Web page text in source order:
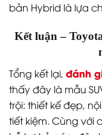
bản Hybrid là lựa
Kết luận –
Tổng kết lại, đánh
thấy đây là mẫu
trội: thiết kế đẹp,
tiết kiệm. Cùng với